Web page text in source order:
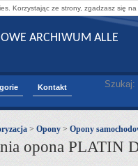
Korzystając ze strony, zgadzasz się
ARCHIWUM ALLE
Kontakt Szukaj:
> Opony > Opony
opona PLATIN